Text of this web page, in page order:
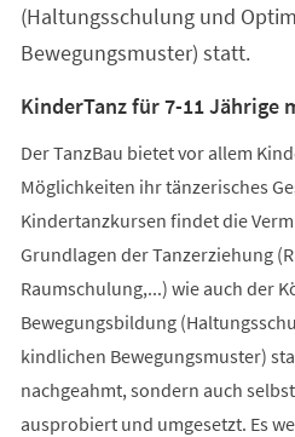
(Haltungsschulung und
Bewegungsmuster) statt.
KinderTanz für 7-11 Jährige
Der TanzBau bietet vor allem
Möglichkeiten ihr tänzerisches
Kindertanzkursen findet die
Grundlagen der Tanzerziehung
Raumschulung,...) wie auch der
Bewegungsbildung
kindlichen Bewegungsmuster)
nachgeahmt, sondern auch
ausprobiert und umgesetzt. Es